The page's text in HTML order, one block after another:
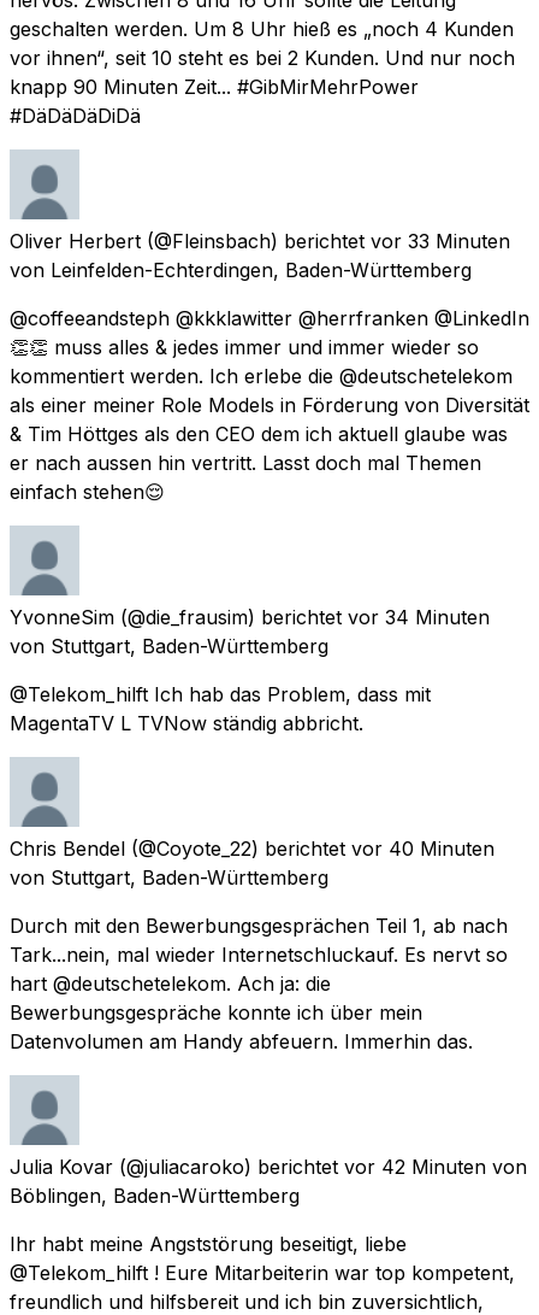
geschalten werden. Um 8 Uhr hieß es „noch 4 Kunden
vor ihnen“, seit 10 steht es bei 2 Kunden. Und nur noch
knapp 90 Minuten Zeit... #GibMirMehrPower
#DäDäDäDiDä
Oliver Herbert (@Fleinsbach) berichtet vor 33 Minuten
von Leinfelden-Echterdingen, Baden-Württemberg
@coffeeandsteph @kkklawitter @herrfranken @LinkedIn
👏👏 muss alles & jedes immer und immer wieder so
kommentiert werden. Ich erlebe die @deutschetelekom
als einer meiner Role Models in Förderung von Diversität
& Tim Höttges als den CEO dem ich aktuell glaube was
er nach aussen hin vertritt. Lasst doch mal Themen
einfach stehen😌
YvonneSim (@die_frausim) berichtet vor 34 Minuten
von Stuttgart, Baden-Württemberg
@Telekom_hilft Ich hab das Problem, dass mit
MagentaTV L TVNow ständig abbricht.
Chris Bendel (@Coyote_22) berichtet vor 40 Minuten
von Stuttgart, Baden-Württemberg
Durch mit den Bewerbungsgesprächen Teil 1, ab nach
Tark...nein, mal wieder Internetschluckauf. Es nervt so
hart @deutschetelekom. Ach ja: die
Bewerbungsgespräche konnte ich über mein
Datenvolumen am Handy abfeuern. Immerhin das.
Julia Kovar (@juliacaroko) berichtet vor 42 Minuten von
Böblingen, Baden-Württemberg
Ihr habt meine Angststörung beseitigt, liebe
@Telekom_hilft ! Eure Mitarbeiterin war top kompetent,
freundlich und hilfsbereit und ich bin zuversichtlich,